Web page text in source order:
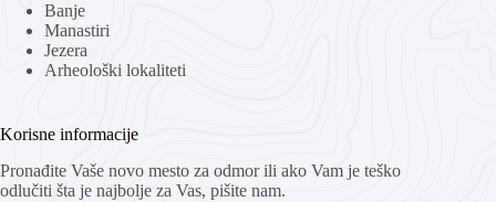
Banje
Manastiri
Jezera
Arheološki lokaliteti
Korisne informacije
Pronađite Vaše novo mesto za odmor ili ako Vam je teško
odlučiti šta je najbolje za Vas, pišite nam.